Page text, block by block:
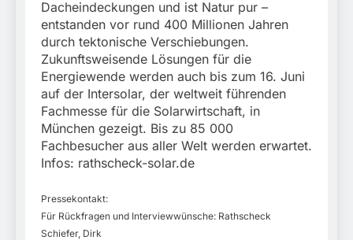
Dacheindeckungen und ist Natur pur –
entstanden vor rund 400 Millionen Jahren
durch tektonische Verschiebungen.
Zukunftsweisende Lösungen für die
Energiewende werden auch bis zum 16. Juni
auf der Intersolar, der weltweit führenden
Fachmesse für die Solarwirtschaft, in
München gezeigt. Bis zu 85 000
Fachbesucher aus aller Welt werden erwartet.
Infos: rathscheck-solar.de
Pressekontakt:
Für Rückfragen und Interviewwünsche: Rathscheck
Schiefer, Dirk